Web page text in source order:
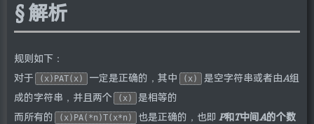
解析
规则如下：
对于
(x)PAT(x) 一定是正确的，其中 (x) 是空字符串或者由A组
成的字符串，并且两个
(x)
是相等的
而所有的
(x)PA(*n)T(x*n) 也是正确的，也即 P和T中间A的个数